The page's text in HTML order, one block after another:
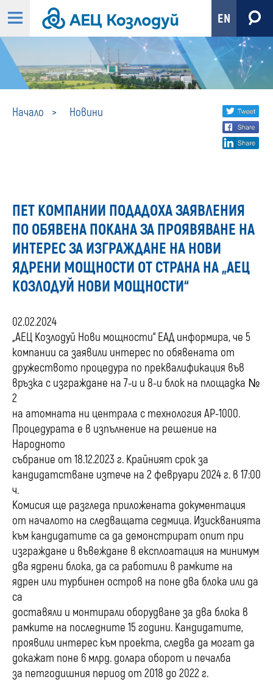
EN
Начало Новини
Share
social
ПЕТ КОМПАНИИ ПОДАДОХА ЗАЯВЛЕНИЯ
ПО ОБЯВЕНА ПОКАНА ЗА ПРОЯВЯВАНЕ НА
ИНТЕРЕС ЗА ИЗГРАЖДАНЕ НА НОВИ
ЯДРЕНИ МОЩНОСТИ ОТ СТРАНА НА „АЕЦ
КОЗЛОДУЙ НОВИ МОЩНОСТИ“
02.02.2024
„АЕЦ Козлодуй Нови мощности“ ЕАД информира, че 5
компании са заявили интерес по обявената от
дружеството процедура по преквалификация във
връзка с изграждане на 7-и и 8-и блок на площадка №
2
на атомната ни централа с технология АР-1000.
Процедурата е в изпълнение на решение на
Народното
събрание от 18.12.2023 г. Крайният срок за
кандидатстване изтече на 2 февруари 2024 г. в 17:00
ч.
Комисия ще разгледа приложената документация
от началото на следващата седмица. Изискванията
към кандидатите са да демонстрират опит при
изграждане и въвеждане в експлоатация на минимум
два ядрени блока, да са работили в рамките на
ядрен или турбинен остров на поне два блока или да
са
доставяли и монтирали оборудване за два блока в
рамките на последните 15 години. Кандидатите,
проявили интерес към проекта, следва да могат да
докажат поне 6 млрд. долара оборот и печалба
за петгодишния период от 2018 до 2022 г.